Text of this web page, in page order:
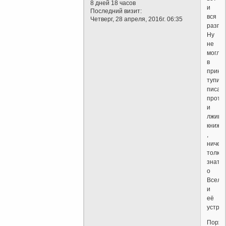
8 дней 18 часов
Последний визит:
Четверг, 28 апреля, 2016г. 06:35
и
вся
Ну
не
могли
в
и
ничего
знать
о
и
её